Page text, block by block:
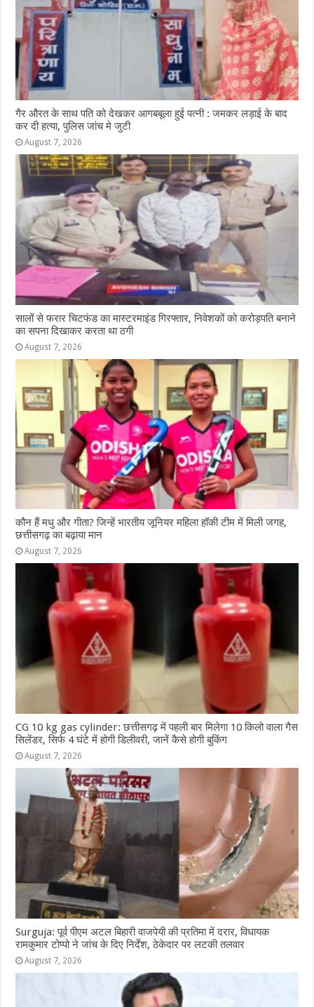
गैर औरत के साथ पति को देखकर आगबबूला हुई पत्नी : जमकर लड़ाई के बाद
कर दी हत्या, पुलिस जांच मे जुटी
August 7, 2026
सालों से फरार चिटफंड का मास्टरमाइंड गिरफ्तार, निवेशकों को करोड़पति बनाने
का सपना दिखाकर करता था ठगी
August 7, 2026
कौन हैं मधु और गीता? जिन्हें भारतीय जूनियर महिला हॉकी टीम में मिली जगह,
छत्तीसगढ़ का बढ़ाया मान
August 7, 2026
CG 10 kg gas cylinder: छत्तीसगढ़ में पहली बार मिलेगा 10 किलो वाला गैस
सिलेंडर, सिर्फ 4 घंटे में होगी डिलीवरी, जानें कैसे होगी बुकिंग
August 7, 2026
Surguja: पूर्व पीएम अटल बिहारी वाजपेयी की प्रतिमा में दरार, विधायक
रामकुमार टोप्पो ने जांच के दिए निर्देश, ठेकेदार पर लटकी तलवार
August 7, 2026